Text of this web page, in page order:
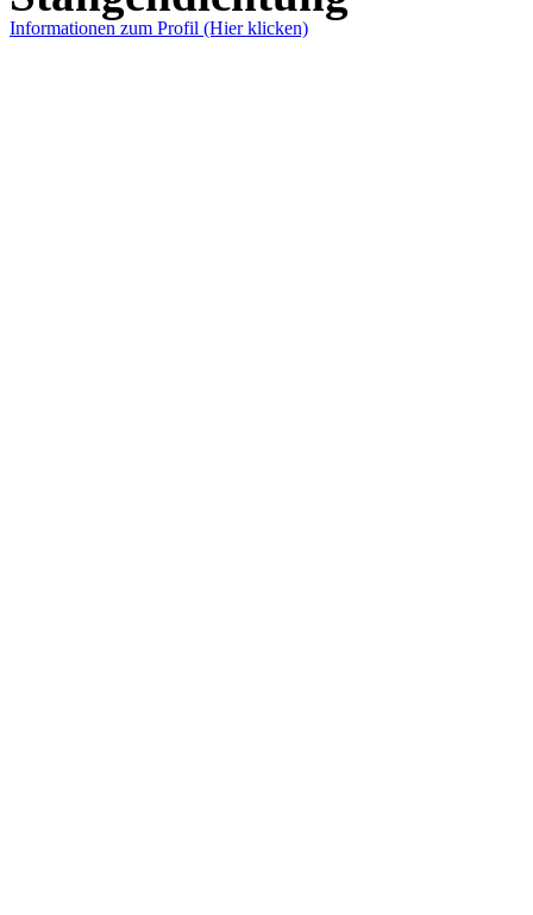
Informationen zum Profil (Hier klicken)